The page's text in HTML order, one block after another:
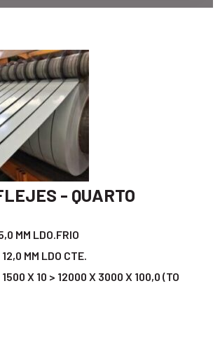
- QUARTO
MM LDO.FRIO
MM LDO CTE.
X 10 > 12000 X 3000 X 100,0 (TO